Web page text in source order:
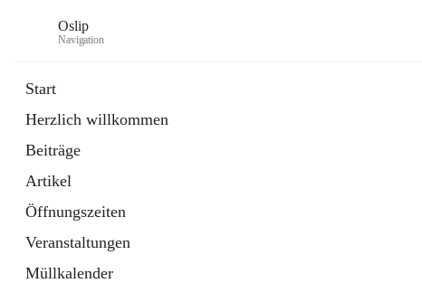
Oslip
Navigation
Start
Herzlich willkommen
Beiträge
Artikel
Öffnungszeiten
Veranstaltungen
Müllkalender